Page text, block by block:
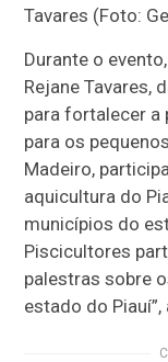
Tavares (Foto:
Durante o
Rejane Tavares,
para fortalecer a
para os
Madeiro,
aquicultura do
municípios do
Piscicultores
palestras sobre
estado do Piauí”,